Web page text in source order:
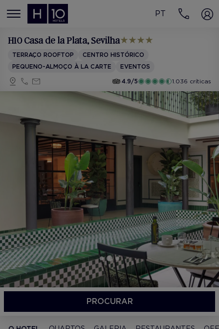
MENÚ
PT
H10 Casa de la Plata, Sevilha
TERRAÇO ROOFTOP
CENTRO HISTÓRICO
PEQUENO-ALMOÇO À LA CARTE
EVENTOS
4.9/5
1.036 críticas
PROCURAR